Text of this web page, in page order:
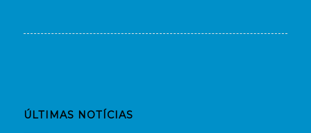
ÚLTIMAS NOTÍCIAS